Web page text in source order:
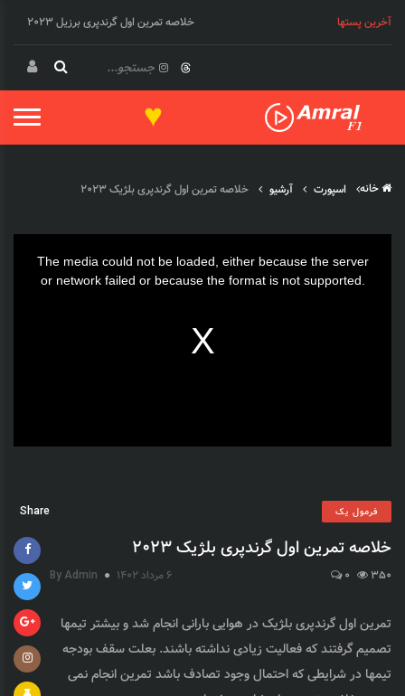
آخرین پستها
خلاصه تمرین اول گرندپری برزیل 2023
♥
خانه اسپورت آرشیو خلاصه تمرین اول گرندپری بلژیک 2023
The media could not be loaded, either because the server
or network failed or because the format is not supported.
Share فرمول یک
خلاصه تمرین اول گرندپری بلژیک 2023
By Admin 6 مرداد 1402 0 350
تمرین اول گرندپری بلژیک در هوایی بارانی انجام شد و بیشتر تیمها
تصمیم گرفتند که فعالیت زیادی نداشته باشند. بعلت سقف بودجه
تیمها در شرایطی که احتمال وجود تصادف باشد تمرین انجام نمی